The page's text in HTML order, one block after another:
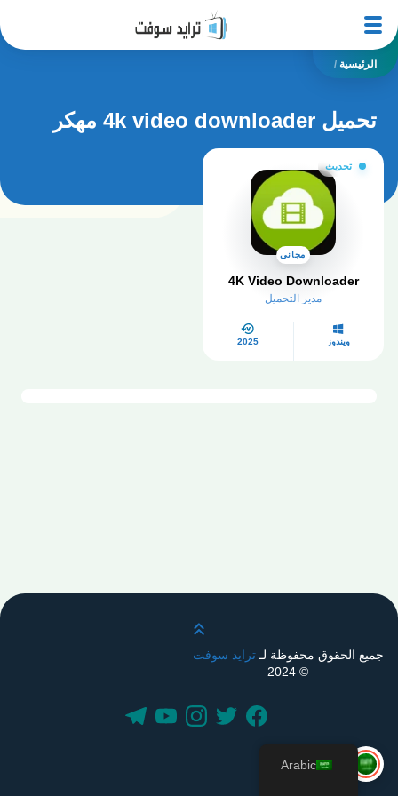
الرئيسية /
تحميل 4k video downloader مهكر
تحديث
مجاني
4K Video Downloader
مدير التحميل
ويندوز 2025
قم بالتمرير لأعلى
جميع الحقوق محفوظة لـترايد سوفت
© 2024
Arabic